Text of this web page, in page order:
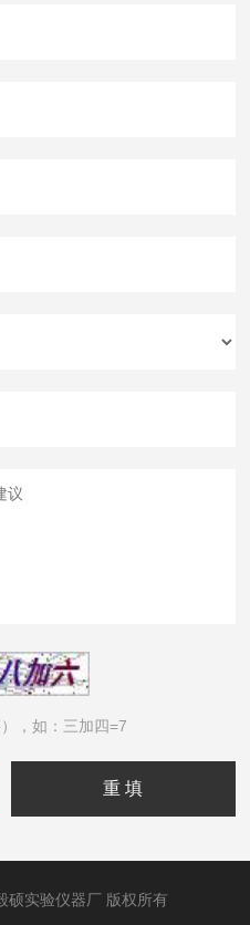
，如：三加四=7
实验仪器厂 版权所有